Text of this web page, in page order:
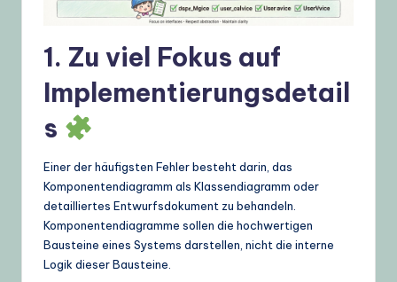
U1. Zu viel Fokus auf
Implementierungsdetail
s
Einer der häufigsten Fehler besteht darin, das
Komponentendiagramm als Klassendiagramm oder
detailliertes Entwurfsdokument zu behandeln.
Komponentendiagramme sollen die hochwertigen
Bausteine eines Systems darstellen, nicht die interne
Logik dieser Bausteine.